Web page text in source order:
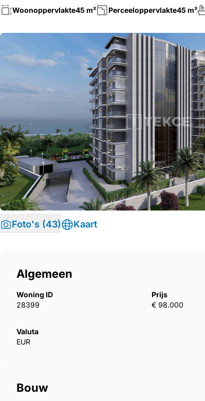
Woonoppervlakte45 m² Perceeloppervlakte45 m²
Foto's (43) Kaart
Algemeen
Woning ID
28399
Prijs
€ 98.000
Valuta
EUR
Bouw